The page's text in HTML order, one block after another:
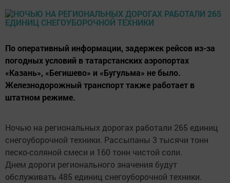
По оперативный информации, задержек рейсов из-за
погодных условий в татарстанских аэропортах
«Казань», «Бегишево» и «Бугульма» не было.
Железнодорожный транспорт также работает в
штатном режиме.
Ночью на региональных дорогах работали 265 единиц
снегоуборочной техники. Рассыпаны 3 тысячи тонн
песко-соляной смеси и 160 тонн чистой соли.
Днем дороги регионального значения будут
обслуживать 485 единиц снегоуборочной техники.